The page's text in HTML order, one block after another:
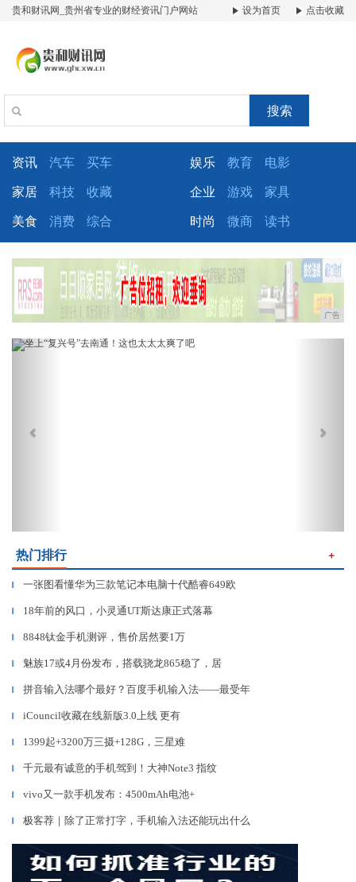
贵和财讯网_贵州省专业的财经资讯门户网站 设为首页 点击收藏
搜索
资讯 汽车 买车 娱乐 教育 电影
家居 科技 收藏 企业 游戏 家具
美食 消费 综合 时尚 微商 读书
广告
Previous
热门排行 ＋
▎ 一张图看懂华为三款笔记本电脑十代酷睿649欧
▎ 18年前的风口，小灵通UT斯达康正式落幕
▎ 8848钛金手机测评，售价居然要1万
▎ 魅族17或4月份发布，搭载骁龙865稳了，居
▎ 拼音输入法哪个最好？百度手机输入法——最受年
▎ iCouncil收藏在线新版3.0上线 更有
▎ 1399起+3200万三摄+128G，三星难
▎ 千元最有诚意的手机驾到！大神Note3 指纹
▎ vivo又一款手机发布：4500mAh电池+
▎ 极客荐｜除了正常打字，手机输入法还能玩出什么